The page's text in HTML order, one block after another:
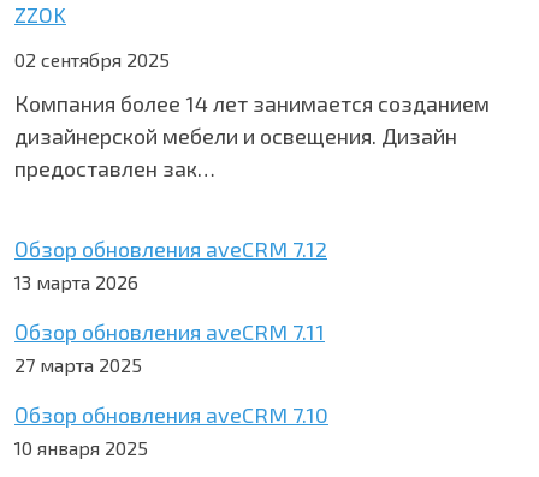
ZZOK
02 сентября 2025
Компания более 14 лет занимается созданием
дизайнерской мебели и освещения. Дизайн
предоставлен зак…
Обзор обновления aveCRM 7.12
13 марта 2026
Обзор обновления aveCRM 7.11
27 марта 2025
Обзор обновления aveCRM 7.10
10 января 2025